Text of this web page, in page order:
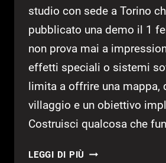
studio con sede a Torino
pubblicato una demo il 1
non prova mai a
effetti speciali o sistemi
limita a offrire una mappa,
villaggio e un obiettivo
Costruisci qualcosa che
LEGGI DI PIÙ A